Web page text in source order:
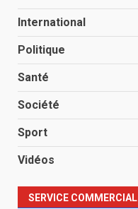
International
Politique
Santé
Société
Sport
Vidéos
SERVICE COMMERCIAL